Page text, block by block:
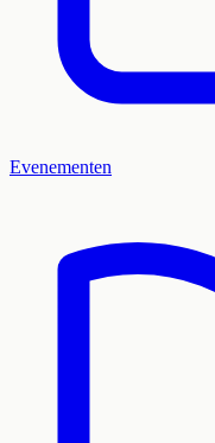
Evenementen